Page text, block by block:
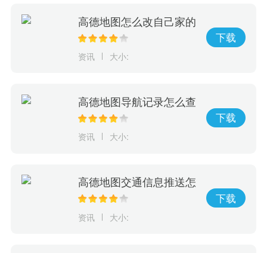
高德地图怎么改自己家的
位置 修改自己家位置的
资讯 大小:
下载
高德地图导航记录怎么查
查询导航记录的步骤
资讯 大小:
下载
高德地图交通信息推送怎
么开启
资讯 大小:
下载